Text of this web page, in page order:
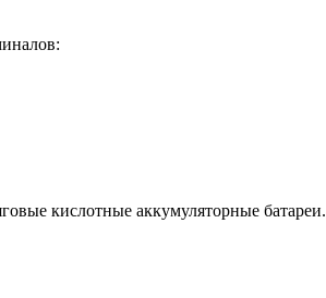
кислотные аккумуляторные батареи.